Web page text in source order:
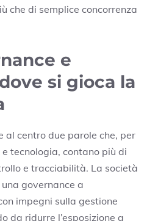
che di semplice concorrenza
e
si gioca la
al centro due parole che, per
tecnologia, contano più di
e tracciabilità. La società
governance a
impegni sulla gestione
da ridurre l’esposizione a